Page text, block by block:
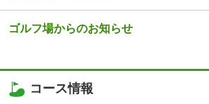
ゴルフ場からのお知らせ
コース情報